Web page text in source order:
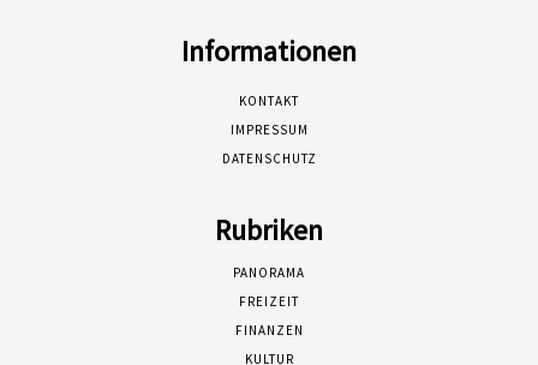
Informationen
KONTAKT
IMPRESSUM
DATENSCHUTZ
Rubriken
PANORAMA
FREIZEIT
FINANZEN
KULTUR